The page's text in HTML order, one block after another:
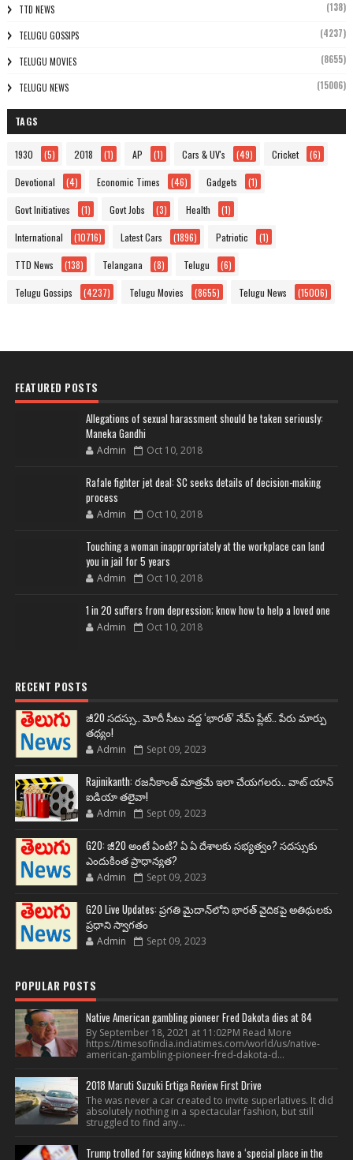
TTD NEWS (138)
TELUGU GOSSIPS (4237)
TELUGU MOVIES (8655)
TELUGU NEWS (15006)
TAGS
1930 (5) 2018 (1) AP (1) Cars & UV's (49) Cricket (6)
Devotional (4) Economic Times (46) Gadgets (1)
Govt Initiatives (1) Govt Jobs (3) Health (1)
International (10716) Latest Cars (1896) Patriotic (1)
TTD News (138) Telangana (8) Telugu (6)
Telugu Gossips (4237) Telugu Movies (8655) Telugu News (15006)
FEATURED POSTS
Allegations of sexual harassment should be taken seriously:
Maneka Gandhi
Admin Oct 10, 2018
Rafale fighter jet deal: SC seeks details of decision-making
process
Admin Oct 10, 2018
Touching a woman inappropriately at the workplace can land
you in jail for 5 years
Admin Oct 10, 2018
1 in 20 suffers from depression; know how to help a loved one
Admin Oct 10, 2018
RECENT POSTS
జీ20 సదస్సు.. మోదీ సీటు వద్ద ‘భారత్’ నేమ్ ప్లేట్‌.. పేరు మార్పు
తథ్యం!
Admin Sept 09, 2023
Rajinikanth: రజనీకాంత్ మాత్రమే ఇలా చేయగలరు.. వాట్ యాన్
ఐడియా తలైవా!
Admin Sept 09, 2023
G20: జీ20 అంటే ఏంటి? ఏ ఏ దేశాలకు సభ్యత్వం? సదస్సుకు
ఎందుకింత ప్రాధాన్యత?
Admin Sept 09, 2023
G20 Live Updates: ప్రగతి మైదాన్‌లోని భారత్ వైదికపై అతిథులకు
ప్రధాని స్వాగతం
Admin Sept 09, 2023
POPULAR POSTS
Native American gambling pioneer Fred Dakota dies at 84
By September 18, 2021 at 11:02PM Read More
https://timesofindia.indiatimes.com/world/us/native-
american-gambling-pioneer-fred-dakota-d...
2018 Maruti Suzuki Ertiga Review First Drive
The was never a car created to invite superlatives. It did
absolutely nothing in a spectacular fashion, but still
struggled to find any...
Trump trolled for saying kidneys have a ‘special place in the